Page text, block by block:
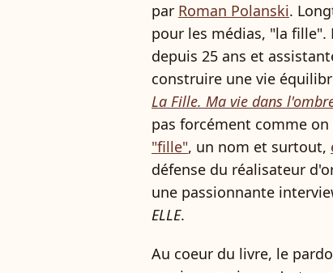
par Roman Polanski.
pour les médias, "la
depuis 25 ans et
construire une vie
La Fille. Ma vie dans
pas forcément comme
"fille", un nom et surtout,
défense du réalisateur
une passionnante
ELLE.
Au coeur du livre, le